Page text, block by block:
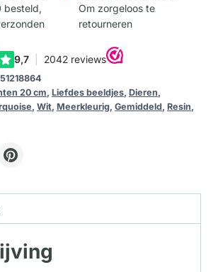
besteld,
Om zorgeloos te
retourneren
20 cm, Liefdes beeldjes, Dieren,
, Wit, Meerkleurig, Gemiddeld, Resin,